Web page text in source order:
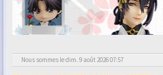
Nous sommes le dim. 9 août 2026 07:57